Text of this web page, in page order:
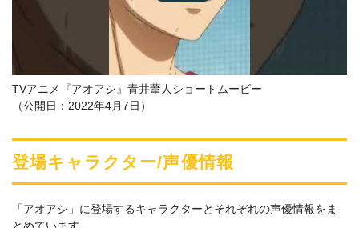
TVアニメ『アオアシ』青井葦人ショートムービー
（公開日：2022年4月7日）
登場キャラクター/声優情報
「アオアシ」に登場するキャラクターとそれぞれの声優情報をま